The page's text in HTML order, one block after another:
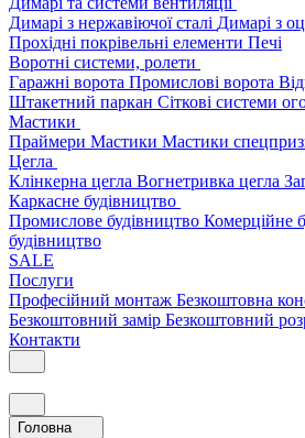
Димарі з нержавіючої сталі Димарі з
Прохідні покрівельні елементи Печі
Воротні системи, ролети
Гаражні ворота Промислові ворота
Штакетний паркан Сіткові системи
Мастики
Праймери Мастики Мастики
Цегла
Клінкерна цегла Вогнетривка цегла
Каркасне будівництво
Промислове будівництво Комерційне
будівництво
SALE
Послуги
Професійний монтаж Безкоштовна
Безкоштовний замір Безкоштовний
Контакти
Головна